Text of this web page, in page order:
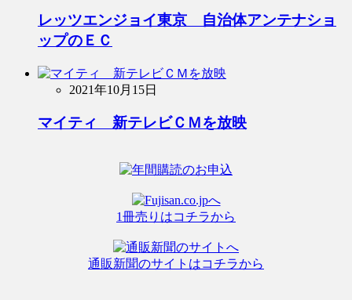
レッツエンジョイ東京 自治体アンテナショ
ップのＥＣ
2021年10月15日
マイティ 新テレビＣＭを放映
1冊売りはコチラから
通販新聞のサイトはコチラから